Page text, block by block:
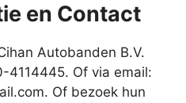
en Contact
Autobanden B.V.
4114445. Of via email:
. Of bezoek hun